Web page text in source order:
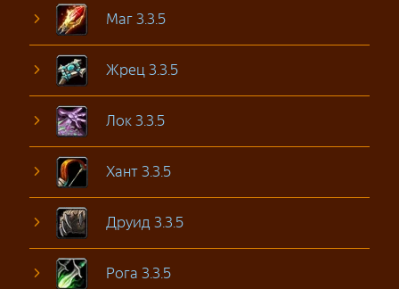
Маг 3.3.5
Жрец 3.3.5
Лок 3.3.5
Хант 3.3.5
Друид 3.3.5
Рога 3.3.5